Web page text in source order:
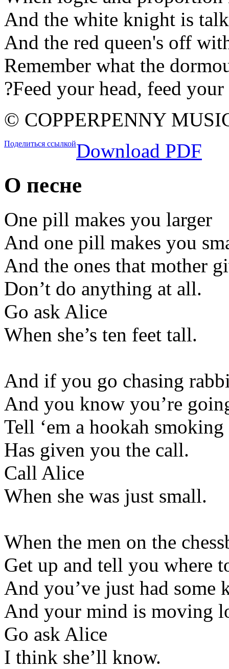
And the white knight is
And the red queen's off
Remember what the
?Feed your head, feed your
© COPPERPENNY
Поделиться ссылкойDownload PDF
О песне
One pill makes you larger
And one pill makes you
And the ones that mother
Don’t do anything at all.
Go ask Alice
When she’s ten feet tall.
And if you go chasing
And you know you’re
Tell ‘em a hookah
Has given you the call.
Call Alice
When she was just small.
When the men on the
Get up and tell you where
And you’ve just had some
And your mind is moving
Go ask Alice
I think she’ll know.